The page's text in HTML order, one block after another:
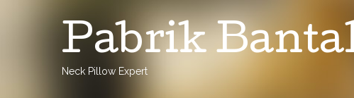
Pabrik
Neck Pillow Expert